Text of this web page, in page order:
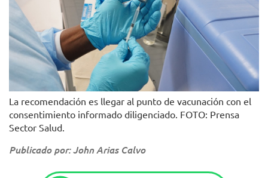
La recomendación es llegar al punto de vacunación con el
consentimiento informado diligenciado. FOTO: Prensa
Sector Salud.
Publicado por: John Arias Calvo